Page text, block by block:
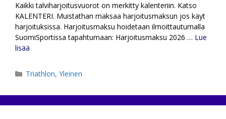
Kaikki talviharjoitusvuorot on merkitty kalenteriin. Katso
KALENTERI. Muistathan maksaa harjoitusmaksun jos käyt
harjoituksissa. Harjoitusmaksu hoidetaan ilmoittautumalla
SuomiSportissa tapahtumaan: Harjoitusmaksu 2026 … Lue
lisää
Kategoriat
Triathlon,Yleinen